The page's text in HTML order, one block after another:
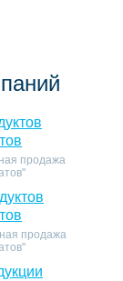
продажа
продажа